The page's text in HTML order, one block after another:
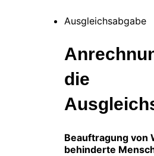
Ausgleichsabgabe
die
Beauftragung von
behinderte